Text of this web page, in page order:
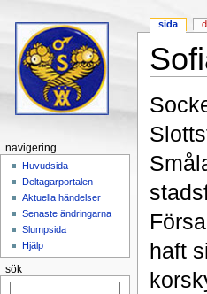
haft
sida
navigering
Huvudsida
Deltagarportalen
Aktuella händelser
Senaste ändringarna
Slumpsida
Hjälp
sök